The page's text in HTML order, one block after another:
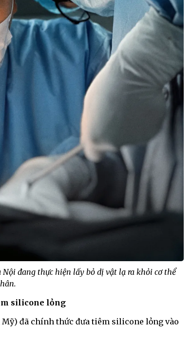
Nội đang thực hiện lấy bỏ dị vật lạ ra khỏi cơ thể
silicone lỏng
Mỹ) đã chính thức đưa tiêm silicone lỏng vào